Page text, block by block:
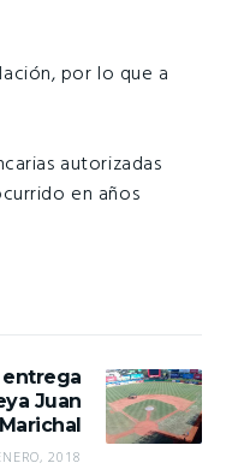
por lo que a
autorizadas
en años
entrega
Juan
Marichal
2018